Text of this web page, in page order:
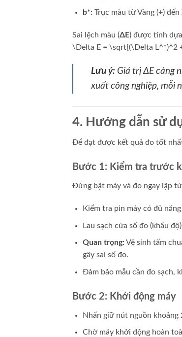
b*:Trục màu từ Vàng (+) đến
Sai lệch màu (ΔE) được tính
\Delta E = \sqrt{(\Delta L^*)^2
Lưu ý: Giá trị ΔE càng
xuất công nghiệp, mỗi
4. Hướng dẫn sử
Để đạt được kết quả đo tốt
Bước 1: Kiểm tra trước
Đừng bật máy và đo ngay lập
Kiểm tra pin máy có đủ
Lau sạch cửa sổ đo (khẩu
Quan trọng:Vệ sinh tấm
gây sai số đo.
Đảm bảo mẫu cần đo sạch,
Bước 2: Khởi động máy
Nhấn giữ nút nguồn khoảng
Chờ máy khởi động hoàn